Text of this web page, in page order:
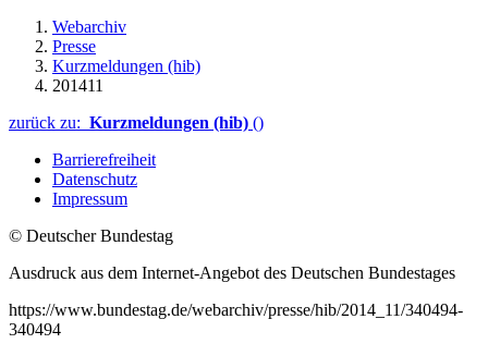
Webarchiv
Presse
Kurzmeldungen (hib)
201411
zurück zu: Kurzmeldungen (hib) ()
Barrierefreiheit
Datenschutz
Impressum
© Deutscher Bundestag
Ausdruck aus dem Internet-Angebot des Deutschen Bundestages
https://www.bundestag.de/webarchiv/presse/hib/2014_11/340494-
340494